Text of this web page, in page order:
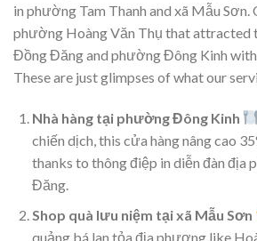
in phường Tam Thanh and xã Mẫu Sơn.
phường Hoàng Văn Thụ that attracted
Đồng Đăng and phường Đông Kinh
These are just glimpses of what our
Nhà hàng tại phường Đông Kinh
chiến dịch, this cửa hàng nâng cao
thanks to thông điệp in diễn đàn địa
Đăng.
Shop quà lưu niệm tại xã Mẫu Sơn
quảng bá lan tỏa địa phương like